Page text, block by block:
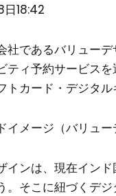
日18:42
社であるバリュ
ティ予約サービス
トカード・デジタル
イメージ（バリュー
インは、現在イン
。そこに紐づくデ